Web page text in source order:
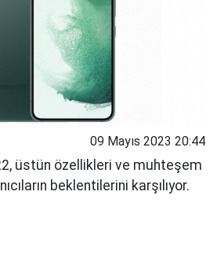
09 Mayıs 2023 20:44
üstün özellikleri ve muhteşem
beklentilerini karşılıyor.